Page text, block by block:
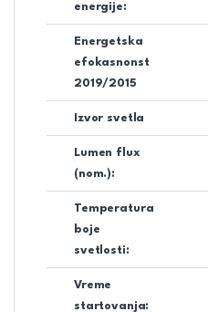
energije:
Energetska
efokasnonst
2019/2015
Izvor svetla
Lumen flux
(nom.):
Temperatura
boje
svetlosti:
Vreme
startovanja: